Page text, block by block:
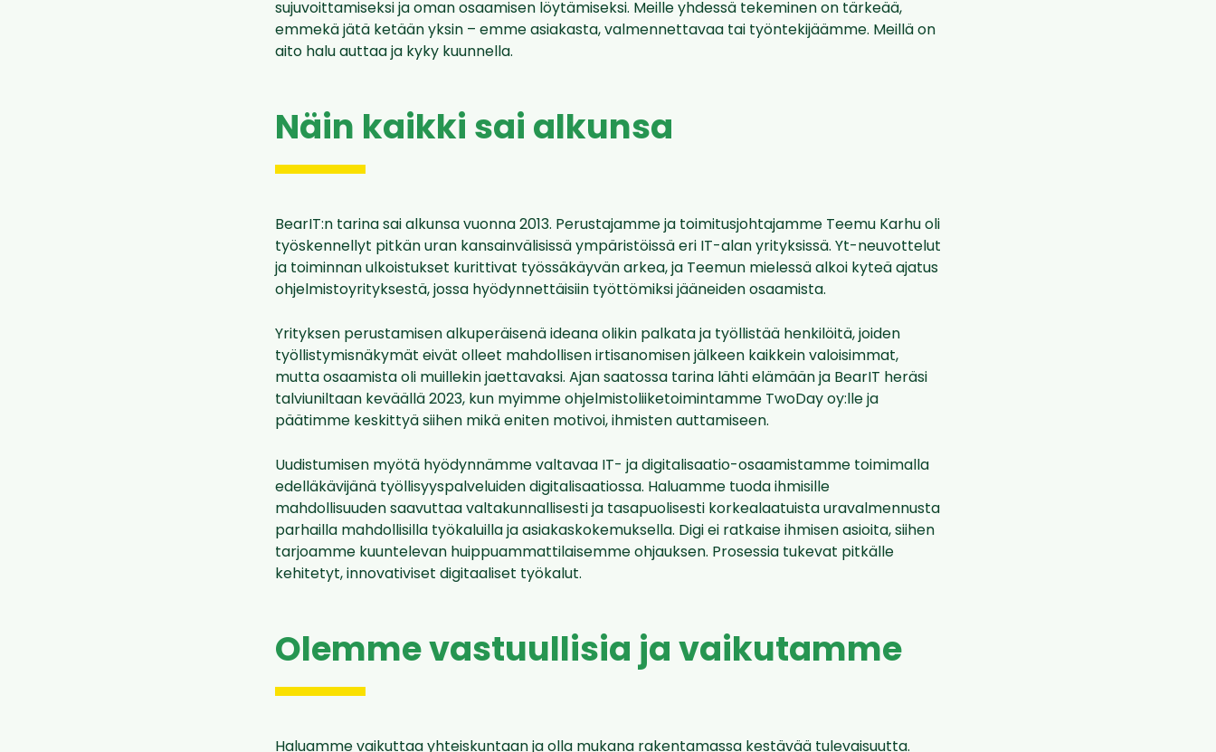
sujuvoittamiseksi ja oman osaamisen löytämiseksi. Meille yhdessä tekeminen on tärkeää,
emmekä jätä ketään yksin – emme asiakasta, valmennettavaa tai työntekijäämme. Meillä on
aito halu auttaa ja kyky kuunnella.
Näin kaikki sai alkunsa
BearIT:n tarina sai alkunsa vuonna 2013. Perustajamme ja toimitusjohtajamme Teemu Karhu oli
työskennellyt pitkän uran kansainvälisissä ympäristöissä eri IT-alan yrityksissä. Yt-neuvottelut
ja toiminnan ulkoistukset kurittivat työssäkäyvän arkea, ja Teemun mielessä alkoi kyteä ajatus
ohjelmistoyrityksestä, jossa hyödynnettäisiin työttömiksi jääneiden osaamista.
Yrityksen perustamisen alkuperäisenä ideana olikin palkata ja työllistää henkilöitä, joiden
työllistymisnäkymät eivät olleet mahdollisen irtisanomisen jälkeen kaikkein valoisimmat,
mutta osaamista oli muillekin jaettavaksi. Ajan saatossa tarina lähti elämään ja BearIT heräsi
talviuniltaan keväällä 2023, kun myimme ohjelmistoliiketoimintamme TwoDay oy:lle ja
päätimme keskittyä siihen mikä eniten motivoi, ihmisten auttamiseen.
Uudistumisen myötä hyödynnämme valtavaa IT- ja digitalisaatio-osaamistamme toimimalla
edelläkävijänä työllisyyspalveluiden digitalisaatiossa. Haluamme tuoda ihmisille
mahdollisuuden saavuttaa valtakunnallisesti ja tasapuolisesti korkealaatuista uravalmennusta
parhailla mahdollisilla työkaluilla ja asiakaskokemuksella. Digi ei ratkaise ihmisen asioita, siihen
tarjoamme kuuntelevan huippuammattilaisemme ohjauksen. Prosessia tukevat pitkälle
kehitetyt, innovativiset digitaaliset työkalut.
Olemme vastuullisia ja vaikutamme
Haluamme vaikuttaa yhteiskuntaan ja olla mukana rakentamassa kestävää tulevaisuutta.